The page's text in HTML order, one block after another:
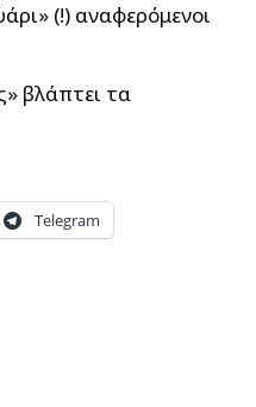
(!) αναφερόμενοι
βλάπτει τα
Telegram